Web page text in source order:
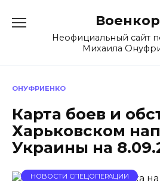
содержаниюНеофициальный сайт
Михаила
ОНУФРИЕНКО
Карта боев и
Харьковском
Украины на
НОВОСТИ СПЕЦОПЕРАЦИИ